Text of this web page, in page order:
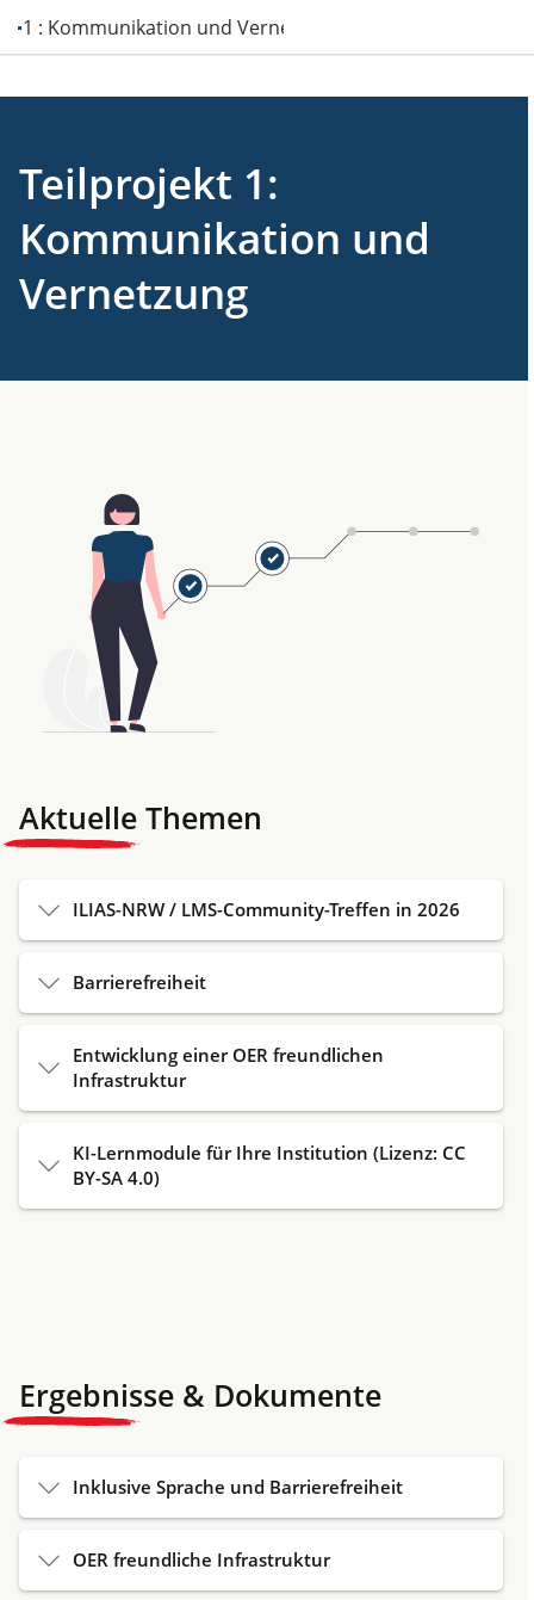
1 : Kommunikation und Vernetzung
Teilprojekt 1:
Kommunikation und
Vernetzung
Aktuelle Themen
ILIAS-NRW / LMS-Community-Treffen in 2026
Barrierefreiheit
Entwicklung einer OER freundlichen
Infrastruktur
KI-Lernmodule für Ihre Institution (Lizenz: CC
BY-SA 4.0)
Ergebnisse & Dokumente
Inklusive Sprache und Barrierefreiheit
OER freundliche Infrastruktur